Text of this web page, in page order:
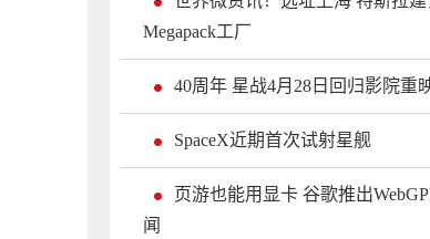
Megapack工厂
40周年 星战4月28日回归影院重
SpaceX近期首次试射星舰
页游也能用显卡 谷歌推出
闻